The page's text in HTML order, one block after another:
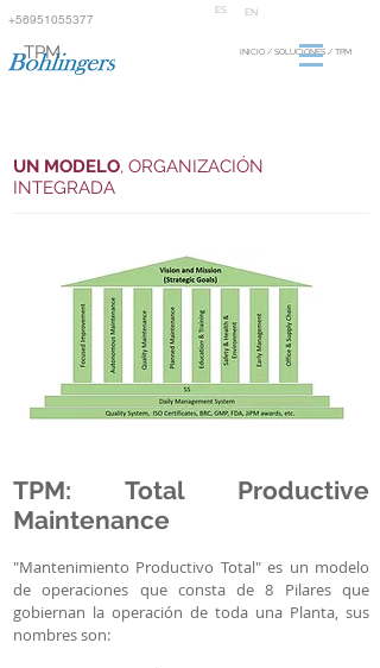
ES
+56951055377 EN
TPM: Total Productive
Maintenance
"Mantenimiento Productivo Total" es un modelo
de operaciones que consta de 8 Pilares que
gobiernan la operación de toda una Planta, sus
nombres son:
TPM INICIO / SOLUCIONES / TPM
UN MODELO, ORGANIZACIÓN
INTEGRADA